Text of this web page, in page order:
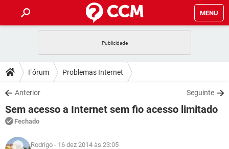
MENU
CELULAR FACEBOOK
OUTLOOK
INSTAGRAM GMAIL
GUIA DE COMPRAS
DICAS
JOGOS WHATSAPP
OUTLOOK
INSTAGRAM
DOWNLOADS
JOGOS WHATSAPP
CELULAR
OUTLOOK
FÓRUM
JOGOS
GLOSSÁRIO
Fórum Problemas Internet
Anterior Seguinte
Sem acesso a Internet sem fio acesso limitado
Fechado
Rodrigo - 16 dez 2014 às 23:05